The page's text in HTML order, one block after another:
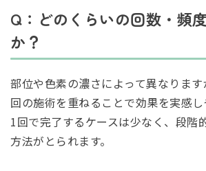
Q：どのくらいの回数・頻
か？
部位や色素の濃さによって異なりま
回の施術を重ねることで効果を実感し
1回で完了するケースは少なく、段階
方法がとられます。